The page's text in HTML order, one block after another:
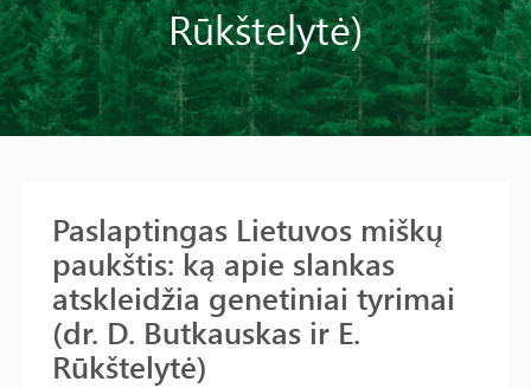
Rūkštelytė)
Paslaptingas Lietuvos miškų
paukštis: ką apie slankas
atskleidžia genetiniai tyrimai
(dr. D. Butkauskas ir E.
Rūkštelytė)